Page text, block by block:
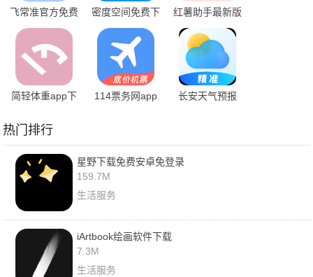
飞常准官方免费
下载
密度空间免费下
载安装
红薯助手最新版
简轻体重app下
114票务网app
长安天气预报
热门排行
星野下载免费安卓免登录
159.7M
生活服务
iArtbook绘画软件下载
7.3M
生活服务